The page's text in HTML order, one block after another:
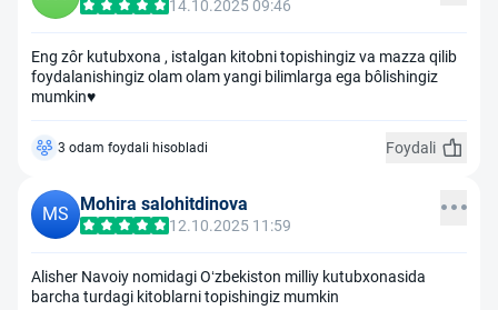
14.10.2025 09:46
Eng zôr kutubxona , istalgan kitobni topishingiz va mazza qilib
foydalanishingiz olam olam yangi bilimlarga ega bôlishingiz
mumkin♥️
Foydali
3 odam foydali hisobladi
MS Mohira salohitdinova
12.10.2025 11:59
Alisher Navoiy nomidagi Oʻzbekiston milliy kutubxonasida
barcha turdagi kitoblarni topishingiz mumkin